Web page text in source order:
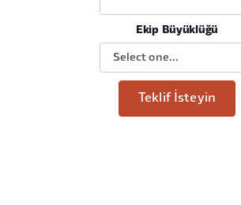
Ekip Büyüklüğü